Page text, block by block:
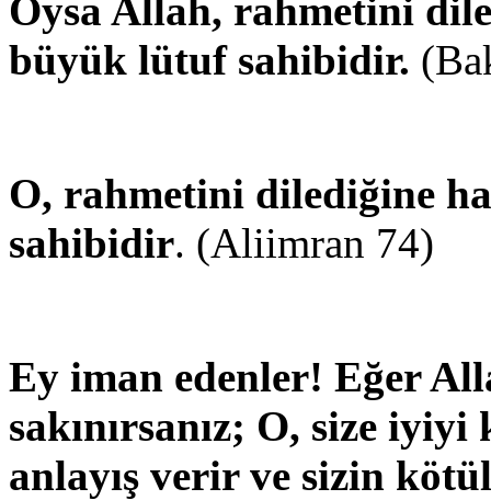
Oysa Allah, rahmetini
büyük lütuf sahibidir.
O, rahmetini dilediğine
sahibidir. (Aliimran 74)
Ey iman edenler! Eğer
sakınırsanız; O, size
anlayış verir ve sizin